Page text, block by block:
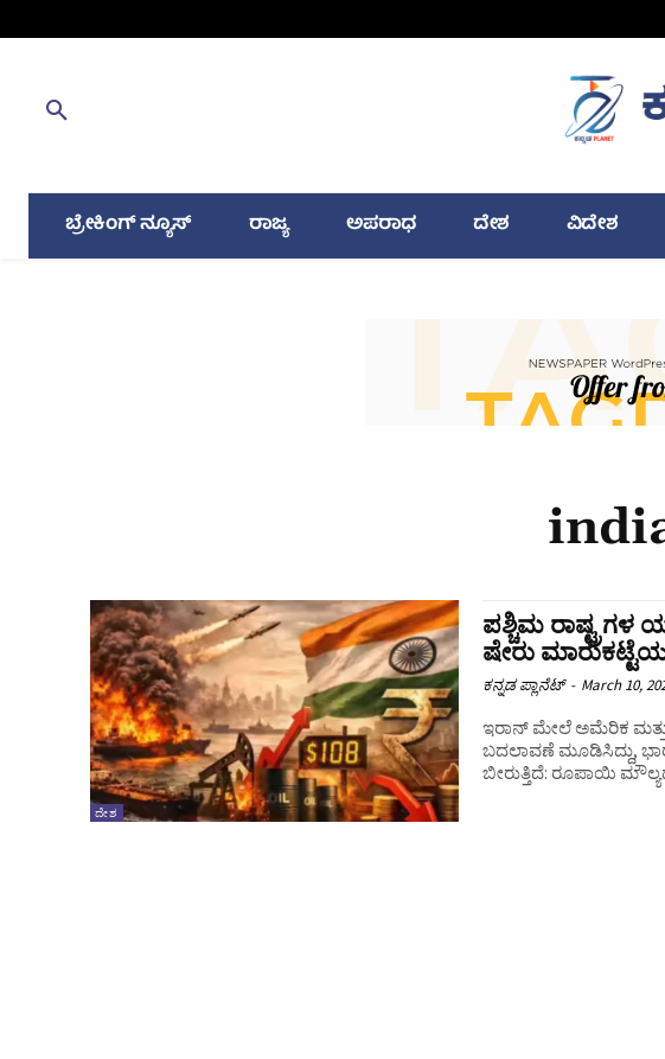
ಬ್ರೇಕಿಂಗ್ ನ್ಯೂಸ್ ರಾಜ್ಯ ಅಪರಾಧ ದೇಶ ವಿದೇಶ
ದೇಶ
ಪಶ್ಚಿಮ ರಾಷ್ಟ್ರಗಳ
ಷೇರು
ಕನ್ನಡ ಪ್ಲಾನೆಟ್ - March 10,
ಇರಾನ್ ಮೇಲೆ ಅಮೆರಿಕ
ಬದಲಾವಣೆ ಮೂಡಿಸಿದ್ದು,
ಬೀರುತ್ತಿದೆ: ರೂಪಾಯಿ